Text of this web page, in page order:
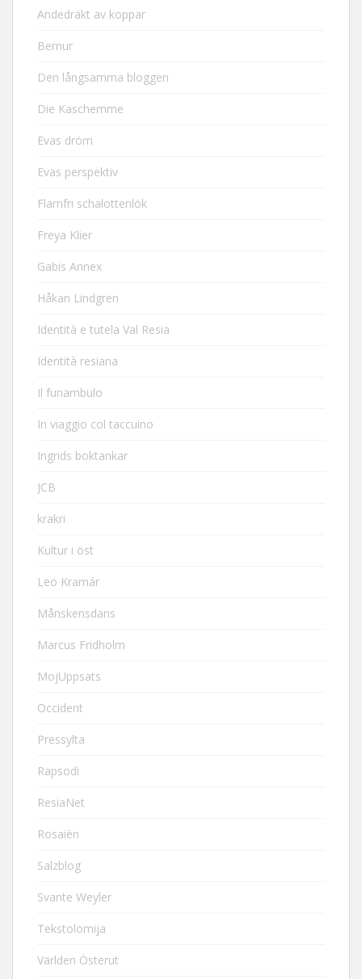
Andedräkt av koppar
Bernur
Den långsamma bloggen
Die Kaschemme
Evas dröm
Evas perspektiv
Flarnfri schalottenlök
Freya Klier
Gabis Annex
Håkan Lindgren
Identità e tutela Val Resia
Identità resiana
Il funambulo
In viaggio col taccuino
Ingrids boktankar
JCB
krakri
Kultur i öst
Leo Kramár
Månskensdans
Marcus Fridholm
MojUppsats
Occident
Pressylta
Rapsodi
ResiaNet
Rosaièn
Salzblog
Svante Weyler
Tekstolomija
Världen Österut